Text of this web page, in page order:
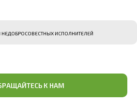
НЕДОБРОСОВЕСТНЫХ ИСПОЛНИТЕЛЕЙ
К НАМ